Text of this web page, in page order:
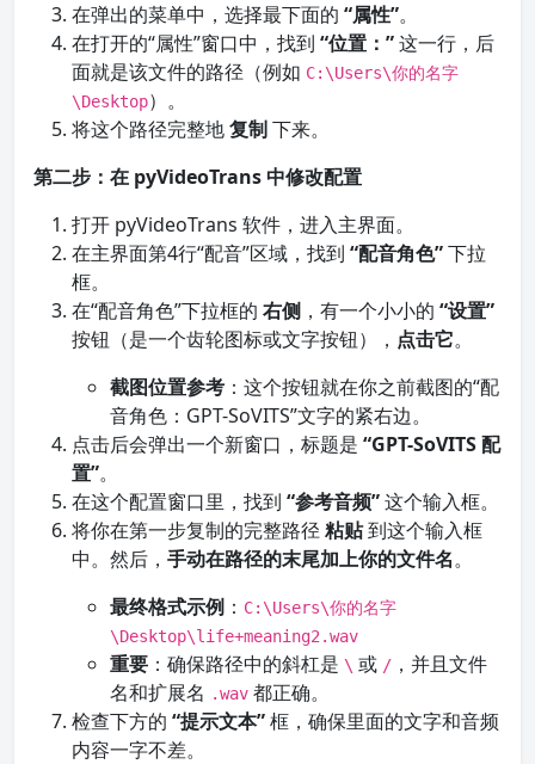
在弹出的菜单中，选择最下面的 “属性”。
在打开的“属性”窗口中，找到 “位置：”这一行，后
面就是该文件的路径（例如 C:\Users\你的名字
\Desktop）。
将这个路径完整地复制下来。
第二步：在 pyVideoTrans 中修改配置
打开 pyVideoTrans 软件，进入主界面。
在主界面第4行“配音”区域，找到 “配音角色”下拉
框。
在“配音角色”下拉框的 右侧 ，有一个小小的 “设置”
按钮（是一个齿轮图标或文字按钮）， 点击它。
截图位置参考 ：这个按钮就在你之前截图的“配
音角色：GPT-SoVITS”文字的紧右边。
点击后会弹出一个新窗口，标题是 “GPT-SoVITS 配
置”。
在这个配置窗口里，找到 “参考音频”这个输入框。
将你在第一步复制的完整路径粘贴到这个输入框
中。然后， 手动在路径的末尾加上你的文件名。
最终格式示例 ： C:\Users\你的名字
\Desktop\life+meaning2.wav
重要 ：确保路径中的斜杠是 \ 或 / ，并且文件
名和扩展名 .wav 都正确。
检查下方的 “提示文本”框，确保里面的文字和音频
内容一字不差。